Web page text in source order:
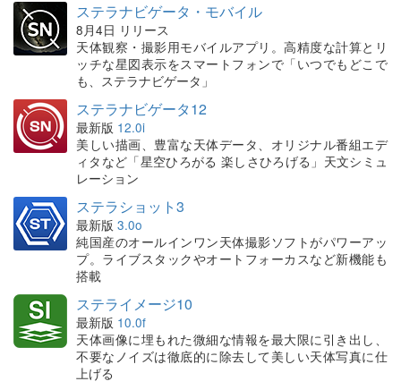
ステラナビゲータ・モバイル
8月4日 リリース
天体観察・撮影用モバイルアプリ。高精度な計算とリ
ッチな星図表示をスマートフォンで「いつでもどこで
も、ステラナビゲータ」
ステラナビゲータ12
最新版 12.0i
美しい描画、豊富な天体データ、オリジナル番組エデ
ィタなど「星空ひろがる 楽しさひろげる」天文シミュ
レーション
ステラショット3
最新版 3.0o
純国産のオールインワン天体撮影ソフトがパワーアッ
プ。ライブスタックやオートフォーカスなど新機能も
搭載
ステライメージ10
最新版 10.0f
天体画像に埋もれた微細な情報を最大限に引き出し、
不要なノイズは徹底的に除去して美しい天体写真に仕
上げる